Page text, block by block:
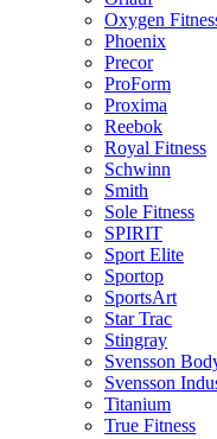
Oxygen
Phoenix
Precor
ProForm
Proxima
Reebok
Royal Fitness
Schwinn
Smith
Sole Fitness
SPIRIT
Sport Elite
Sportop
SportsArt
Star Trac
Stingray
Svensson
Svensson
Titanium
True Fitness